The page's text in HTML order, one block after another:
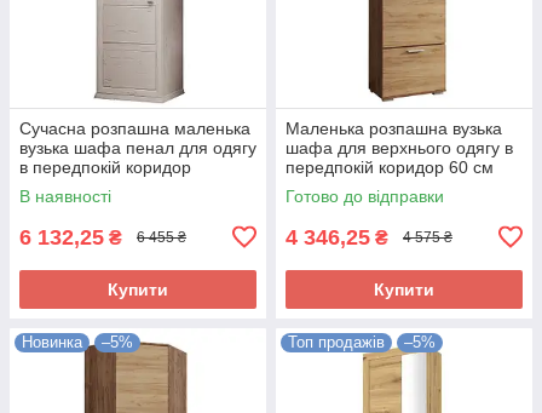
Сучасна розпашна маленька
вузька шафа пенал для одягу
в передпокій коридор
прованс Орегон Сокме
В наявності
6 132,25 ₴ 6 455 ₴
Купити
Маленька розпашна вузька
шафа для верхнього одягу в
передпокій коридор 60 см
Віва Сокме
Готово до відправки
4 346,25 ₴ 4 575 ₴
Купити
Новинка –5% Топ продажів –5%